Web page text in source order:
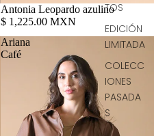
TOS
EDICIÓN
LIMITADA
COLECC
IONES
PASADA
S
Antonia Leopardo azulino
$ 1,225.00 MXN
Ariana
Café